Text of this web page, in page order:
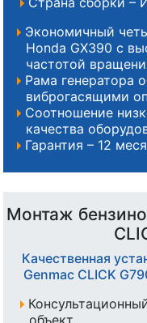
Экономичный
Honda GX390 с
частотой
Рама генератора
виброгасящими
Соотношение
качества
Гарантия – 12
Монтаж
Качественная
Genmac CLICK